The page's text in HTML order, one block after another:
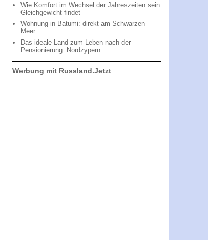
Wie Komfort im Wechsel der Jahreszeiten sein
Gleichgewicht findet
Wohnung in Batumi: direkt am Schwarzen
Meer
Das ideale Land zum Leben nach der
Pensionierung: Nordzypern
Werbung mit Russland.Jetzt